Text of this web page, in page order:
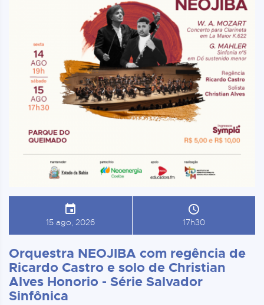
15 ago, 2026 17h30
Orquestra NEOJIBA com regência de
Ricardo Castro e solo de Christian
Alves Honorio - Série Salvador
Sinfônica